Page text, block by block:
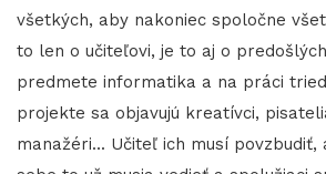
všetkých, aby nakoniec spoločne
to len o učiteľovi, je to aj o
predmete informatika a na práci
projekte sa objavujú kreatívci,
manažéri... Učiteľ ich musí povzbudiť,